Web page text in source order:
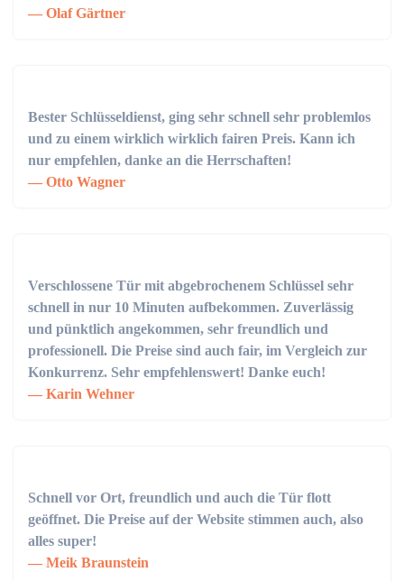
Olaf Gärtner
Bester Schlüsseldienst, ging sehr schnell sehr problemlos
und zu einem wirklich wirklich fairen Preis. Kann ich
nur empfehlen, danke an die Herrschaften!
Otto Wagner
Verschlossene Tür mit abgebrochenem Schlüssel sehr
schnell in nur 10 Minuten aufbekommen. Zuverlässig
und pünktlich angekommen, sehr freundlich und
professionell. Die Preise sind auch fair, im Vergleich zur
Konkurrenz. Sehr empfehlenswert! Danke euch!
Karin Wehner
Schnell vor Ort, freundlich und auch die Tür flott
geöffnet. Die Preise auf der Website stimmen auch, also
alles super!
Meik Braunstein